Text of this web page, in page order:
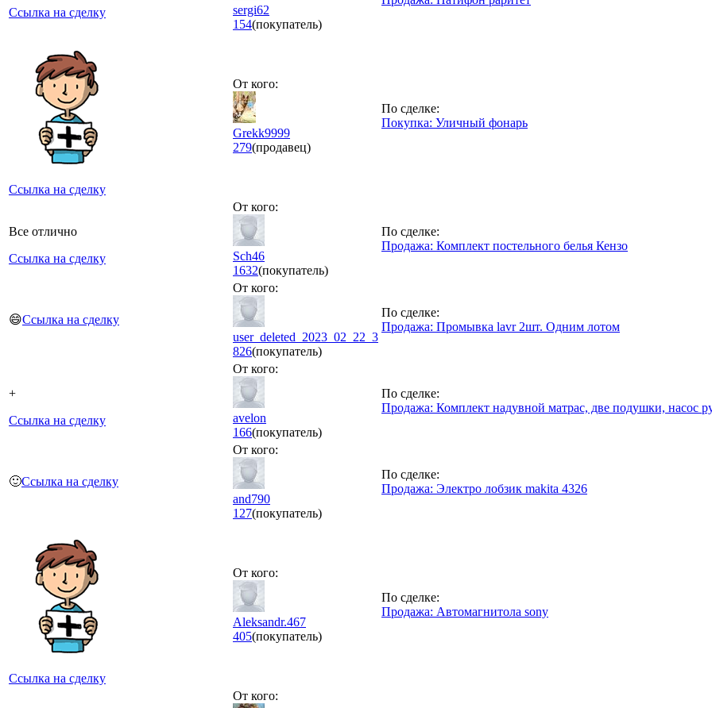
Ссылка на сделку
sergi62
154(покупатель)
Ссылка на сделку
От кого:
Grekk9999
279(продавец)
По сделке:
Покупка: Уличный фонарь
Все отлично
Ссылка на сделку
От кого:
Sch46
1632(покупатель)
По сделке:
Продажа: Комплект постельного белья Кензо
😄Ссылка на сделку
От кого:
user_deleted_2023_02_22_3
826(покупатель)
По сделке:
Продажа: Промывка lavr 2шт. Одним лотом
+
Ссылка на сделку
От кого:
avelon
166(покупатель)
По сделке:
Продажа: Комплект надувной матрас, две подушки, насос
🙂Ссылка на сделку
От кого:
and790
127(покупатель)
По сделке:
Продажа: Электро лобзик makita 4326
Ссылка на сделку
От кого:
Aleksandr.467
405(покупатель)
По сделке:
Продажа: Автомагнитола sony
От кого: